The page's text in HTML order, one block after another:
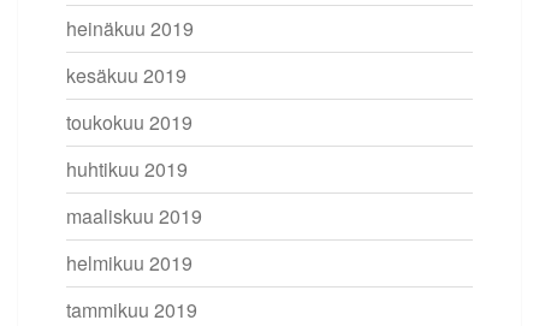
heinäkuu 2019
kesäkuu 2019
toukokuu 2019
huhtikuu 2019
maaliskuu 2019
helmikuu 2019
tammikuu 2019